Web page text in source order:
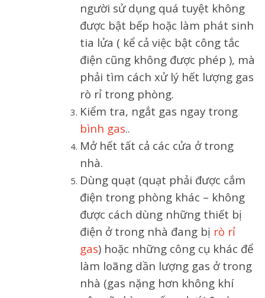
người sử dụng quá tuyệt không
được bật bếp hoặc làm phát sinh
tia lửa ( kể cả việc bật công tắc
điện cũng không được phép ), mà
phải tìm cách xử lý hết lượng gas
rò rỉ trong phòng.
Kiểm tra, ngắt gas ngay trong
bình gas..
Mở hết tất cả các cửa ở trong
nhà.
Dùng quạt (quạt phải được cắm
điện trong phòng khác – không
được cách dùng những thiết bị
điện ở trong nhà đang bị rò rỉ
gas) hoặc những công cụ khác để
làm loãng dần lượng gas ở trong
nhà (gas nặng hơn không khí